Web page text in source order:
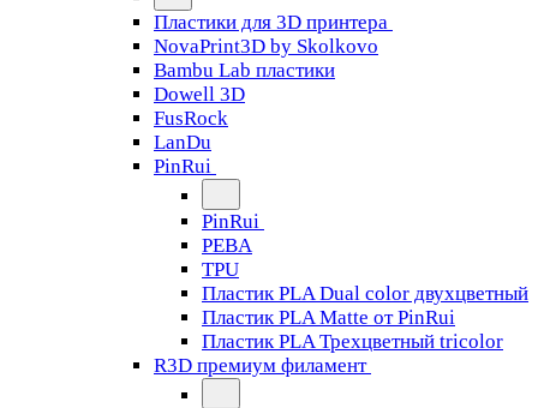
Пластики для 3D принтера
NovaPrint3D by Skolkovo
Bambu Lab пластики
Dowell 3D
FusRock
LanDu
PinRui
PinRui
PEBA
TPU
Пластик PLA Dual color двухцветный
Пластик PLA Matte от PinRui
Пластик PLA Трехцветный tricolor
R3D премиум филамент